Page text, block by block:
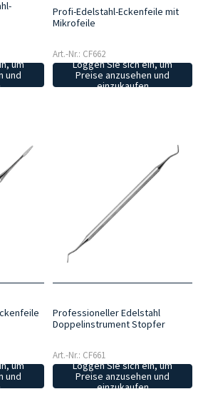
um
und
Profi-Edelstahl-Eckenfeile mit
Mikrofeile
Art.-Nr.: CF662
Loggen Sie sich ein, um
Preise anzusehen und
einzukaufen
um
und
Professioneller Edelstahl
Doppelinstrument Stopfer
Art.-Nr.: CF661
Loggen Sie sich ein, um
Preise anzusehen und
einzukaufen